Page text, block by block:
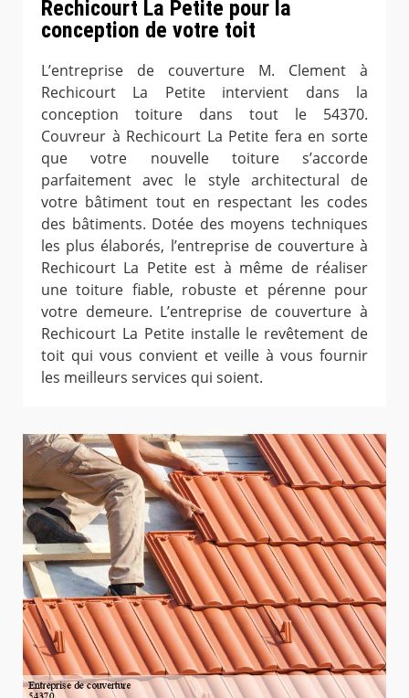
Rechicourt La Petite pour la
conception de votre toit
L’entreprise de couverture M. Clement à
Rechicourt La Petite intervient dans la
conception toiture dans tout le 54370.
Couvreur à Rechicourt La Petite fera en sorte
que votre nouvelle toiture s’accorde
parfaitement avec le style architectural de
votre bâtiment tout en respectant les codes
des bâtiments. Dotée des moyens techniques
les plus élaborés, l’entreprise de couverture à
Rechicourt La Petite est à même de réaliser
une toiture fiable, robuste et pérenne pour
votre demeure. L’entreprise de couverture à
Rechicourt La Petite installe le revêtement de
toit qui vous convient et veille à vous fournir
les meilleurs services qui soient.